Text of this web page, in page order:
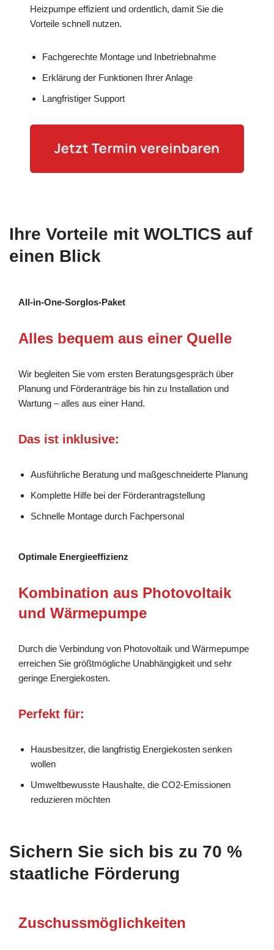
Heizpumpe effizient und ordentlich, damit Sie die
Vorteile schnell nutzen.
Fachgerechte Montage und Inbetriebnahme
Erklärung der Funktionen Ihrer Anlage
Langfristiger Support
Ihre Vorteile mit WOLTICS auf
einen Blick
All-in-One-Sorglos-Paket
Alles bequem aus einer Quelle
Wir begleiten Sie vom ersten Beratungsgespräch über
Planung und Förderanträge bis hin zu Installation und
Wartung – alles aus einer Hand.
Das ist inklusive:
Ausführliche Beratung und maßgeschneiderte Planung
Komplette Hilfe bei der Förderantragstellung
Schnelle Montage durch Fachpersonal
Optimale Energieeffizienz
Kombination aus Photovoltaik
und Wärmepumpe
Durch die Verbindung von Photovoltaik und Wärmepumpe
erreichen Sie größtmögliche Unabhängigkeit und sehr
geringe Energiekosten.
Perfekt für:
Hausbesitzer, die langfristig Energiekosten senken
wollen
Umweltbewusste Haushalte, die CO2-Emissionen
reduzieren möchten
Sichern Sie sich bis zu 70 %
staatliche Förderung
Zuschussmöglichkeiten